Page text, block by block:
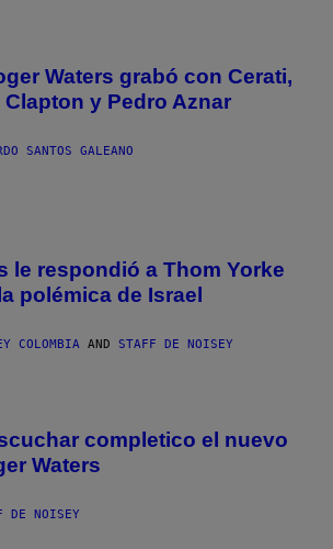
Waters grabó con Cerati,
y Pedro Aznar
SANTOS GALEANO
le respondió a Thom Yorke
polémica de Israel
COLOMBIA AND STAFF DE NOISEY
completico el nuevo
Waters
DE NOISEY